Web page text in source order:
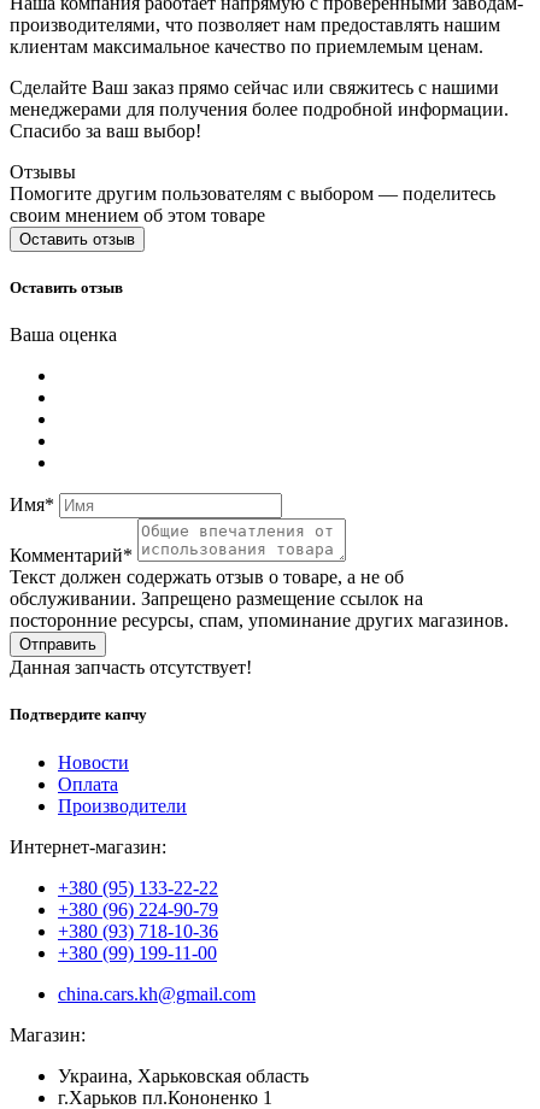
производителями, что позволяет нам предоставлять нашим
клиентам максимальное качество по приемлемым ценам.
Сделайте Ваш заказ прямо сейчас или свяжитесь с нашими
менеджерами для получения более подробной информации.
Спасибо за ваш выбор!
Отзывы
Помогите другим пользователям с выбором — поделитесь
своим мнением об этом товаре
Оставить отзыв
Оставить отзыв
Ваша оценка
Имя*
Комментарий*
Текст должен содержать отзыв о товаре, а не об
обслуживании. Запрещено размещение ссылок на
посторонние ресурсы, спам, упоминание других магазинов.
Отправить
Данная запчасть отсутствует!
Подтвердите капчу
Новости
Оплата
Производители
Интернет-магазин:
+380 (95) 133-22-22
+380 (96) 224-90-79
+380 (93) 718-10-36
+380 (99) 199-11-00
china.cars.kh@gmail.com
Магазин:
Украина, Харьковская область
г.Харьков пл.Кононенко 1